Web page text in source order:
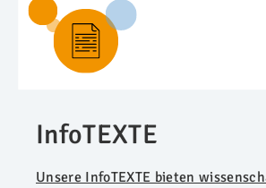
InfoTEXTE
Unsere InfoTEXTE bieten